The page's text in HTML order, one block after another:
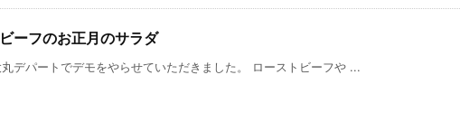
ーフのお正月のサラダ
パートでデモをやらせていただきました。 ローストビーフや ...